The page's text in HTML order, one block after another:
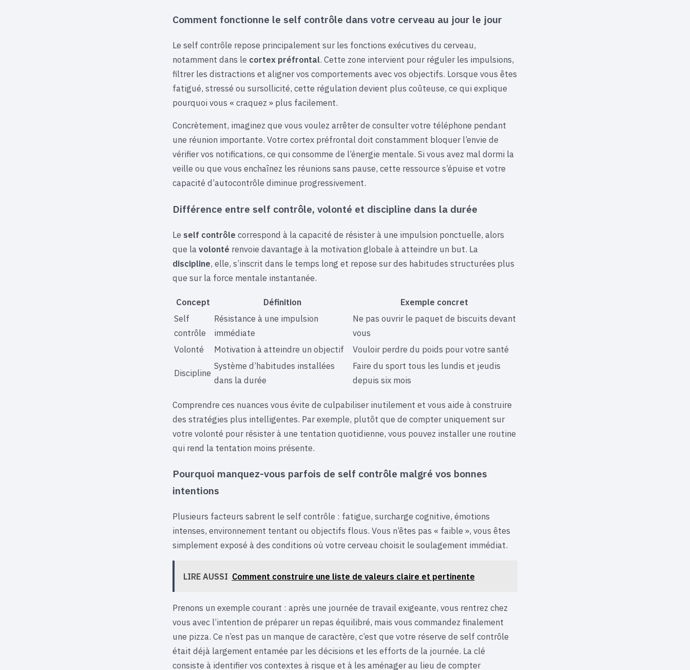
Comment fonctionne le self contrôle dans votre cerveau au jour le jour
Le self contrôle repose principalement sur les fonctions exécutives du cerveau,
notamment dans le cortex préfrontal. Cette zone intervient pour réguler les impulsions,
filtrer les distractions et aligner vos comportements avec vos objectifs. Lorsque vous êtes
fatigué, stressé ou sursollicité, cette régulation devient plus coûteuse, ce qui explique
pourquoi vous « craquez » plus facilement.
Concrètement, imaginez que vous voulez arrêter de consulter votre téléphone pendant
une réunion importante. Votre cortex préfrontal doit constamment bloquer l’envie de
vérifier vos notifications, ce qui consomme de l’énergie mentale. Si vous avez mal dormi la
veille ou que vous enchaînez les réunions sans pause, cette ressource s’épuise et votre
capacité d’autocontrôle diminue progressivement.
Différence entre self contrôle, volonté et discipline dans la durée
Le self contrôle correspond à la capacité de résister à une impulsion ponctuelle, alors
que lavolonté renvoie davantage à la motivation globale à atteindre un but. La
discipline, elle, s’inscrit dans le temps long et repose sur des habitudes structurées plus
que sur la force mentale instantanée.
Concept Définition
Exemple concret
Self
contrôle
Résistance à une impulsion
immédiate
Ne pas ouvrir le paquet de biscuits devant
vous
Volonté
Motivation à atteindre un objectif Vouloir perdre du poids pour votre santé
Discipline
Système d’habitudes installées
dans la durée
Faire du sport tous les lundis et jeudis
depuis six mois
Comprendre ces nuances vous évite de culpabiliser inutilement et vous aide à construire
des stratégies plus intelligentes. Par exemple, plutôt que de compter uniquement sur
votre volonté pour résister à une tentation quotidienne, vous pouvez installer une routine
qui rend la tentation moins présente.
Pourquoi manquez-vous parfois de self contrôle malgré vos bonnes
intentions
Plusieurs facteurs sabrent le self contrôle : fatigue, surcharge cognitive, émotions
intenses, environnement tentant ou objectifs flous. Vous n’êtes pas « faible », vous êtes
simplement exposé à des conditions où votre cerveau choisit le soulagement immédiat.
LIRE AUSSI Comment construire une liste de valeurs claire et pertinente
Prenons un exemple courant : après une journée de travail exigeante, vous rentrez chez
vous avec l’intention de préparer un repas équilibré, mais vous commandez finalement
une pizza. Ce n’est pas un manque de caractère, c’est que votre réserve de self contrôle
était déjà largement entamée par les décisions et les efforts de la journée. La clé
consiste à identifier vos contextes à risque et à les aménager au lieu de compter